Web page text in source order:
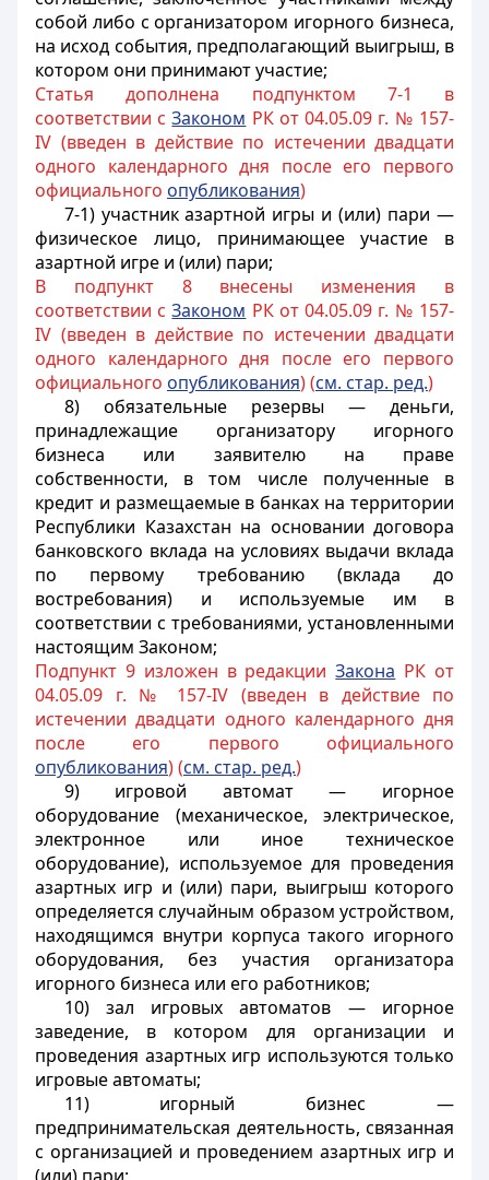
собой либо с организатором игорного бизнеса,
на исход события, предполагающий выигрыш, в
котором они принимают участие;
Статья дополнена подпунктом 7-1 в
соответствии сЗаконом РК от 04.05.09 г. № 157-
IV (введен в действие по истечении двадцати
одного календарного дня после его первого
официального опубликования)
7-1) участник азартной игры и (или) пари —
физическое лицо, принимающее участие в
азартной игре и (или) пари;
В подпункт 8 внесены изменения в
соответствии сЗаконом РК от 04.05.09 г. № 157-
IV (введен в действие по истечении двадцати
одного календарного дня после его первого
официального опубликования) (см. стар. ред.)
8) обязательные резервы — деньги,
принадлежащие организатору игорного
бизнеса или заявителю на праве
собственности, в том числе полученные в
кредит и размещаемые в банках на территории
Республики Казахстан на основании договора
банковского вклада на условиях выдачи вклада
по первому требованию (вклада до
востребования) и используемые им в
соответствии с требованиями, установленными
настоящим Законом;
Подпункт 9 изложен в редакцииЗакона РК от
04.05.09 г. № 157-IV (введен в действие по
истечении двадцати одного календарного дня
после его первого официального
опубликования) (см. стар. ред.)
9) игровой автомат — игорное
оборудование (механическое, электрическое,
электронное или иное техническое
оборудование), используемое для проведения
азартных игр и (или) пари, выигрыш которого
определяется случайным образом устройством,
находящимся внутри корпуса такого игорного
оборудования, без участия организатора
игорного бизнеса или его работников;
10) зал игровых автоматов — игорное
заведение, в котором для организации и
проведения азартных игр используются только
игровые автоматы;
11) игорный бизнес —
предпринимательская деятельность, связанная
с организацией и проведением азартных игр и